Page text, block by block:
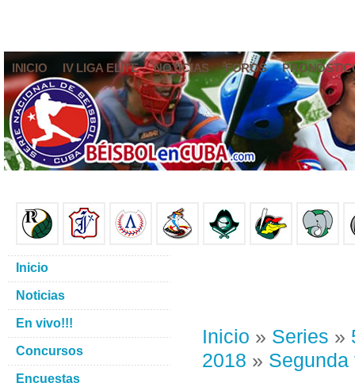
INICIO IV LIGA ELITE NOTICIAS FOROS
Inicio » Series »
2018 » Segunda
Inicio
Noticias
En vivo!!!
Concursos
Encuestas